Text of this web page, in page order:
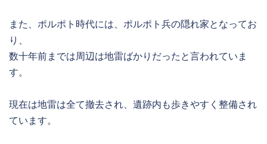
また、ポルポト時代には、ポルポト兵の隠れ家となってお
り、
数十年前までは周辺は地雷ばかりだったと言われていま
す。
現在は地雷は全て撤去され、遺跡内も歩きやすく整備され
ています。